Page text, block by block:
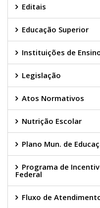
Editais
Educação Superior
Instituições de
Legislação
Atos Normativos
Nutrição Escolar
Plano Mun. de
Programa de
Federal
Fluxo de